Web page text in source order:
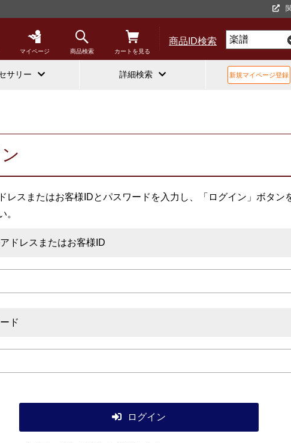
商品ID検索
マイページ 商品検索 カートを見る
サリー 詳細検索 新規マイページ登録
レスまたはお客様IDとパスワードを入力し、「ログイン」ボタン
。
ドレスまたはお客様ID
ド
ログイン